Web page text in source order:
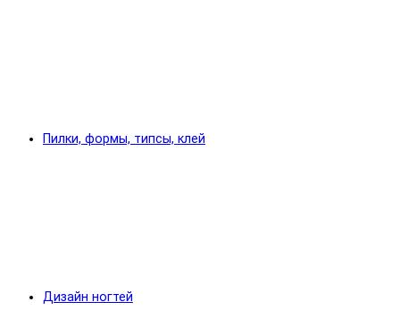
Пилки, формы, типсы, клей
Дизайн ногтей